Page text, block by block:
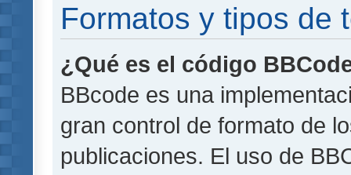
Formatos y tipos de
¿Qué es el código
BBcode es una
gran control de formato de
publicaciones. El uso de